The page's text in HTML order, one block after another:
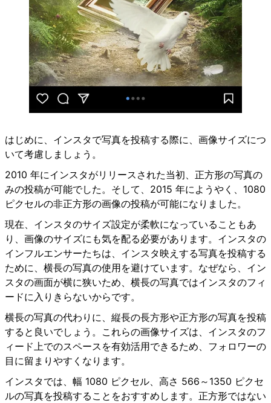
はじめに、インスタで写真を投稿する際に、画像サイズにつ
いて考慮しましょう。
2010 年にインスタがリリースされた当初、正方形の写真の
みの投稿が可能でした。そして、2015 年にようやく、1080
ピクセルの非正方形の画像の投稿が可能になりました。
現在、インスタのサイズ設定が柔軟になっていることもあ
り、画像のサイズにも気を配る必要があります。インスタの
インフルエンサーたちは、インスタ映えする写真を投稿する
ために、横長の写真の使用を避けています。なぜなら、イン
スタの画面が横に狭いため、横長の写真ではインスタのフィ
ードに入りきらないからです。
横長の写真の代わりに、縦長の長方形や正方形の写真を投稿
すると良いでしょう。これらの画像サイズは、インスタのフ
ィード上でのスペースを有効活用できるため、フォロワーの
目に留まりやすくなります。
インスタでは、幅 1080 ピクセル、高さ 566～1350 ピクセ
ルの写真を投稿することをおすすめします。正方形ではない